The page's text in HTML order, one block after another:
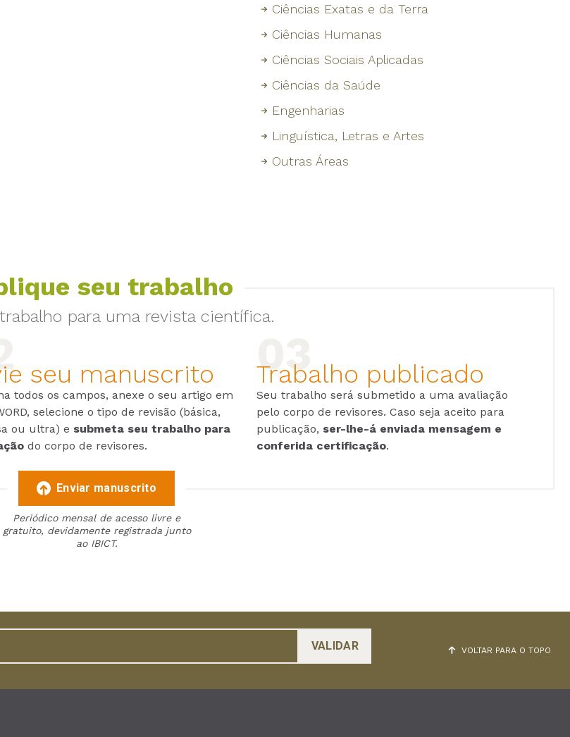
Ciências Exatas e da Terra
Ciências Humanas
Ciências Sociais Aplicadas
Ciências da Saúde
Engenharias
Linguística, Letras e Artes
Outras Áreas
seu trabalho
para uma revista científica.
seu manuscrito
todos os campos, anexe o seu artigo em
selecione o tipo de revisão (básica,
ou ultra) e submeta seu trabalho para
do corpo de revisores.
Trabalho publicado
Seu trabalho será submetido a uma avaliação
pelo corpo de revisores. Caso seja aceito para
publicação, ser-lhe-á enviada mensagem e
conferida certificação.
Enviar manuscrito
Periódico mensal de acesso livre e
gratuito, devidamente registrada junto
ao IBICT.
VOLTAR PARA O TOPO